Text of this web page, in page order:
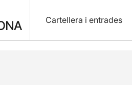
Cartellera i entrades